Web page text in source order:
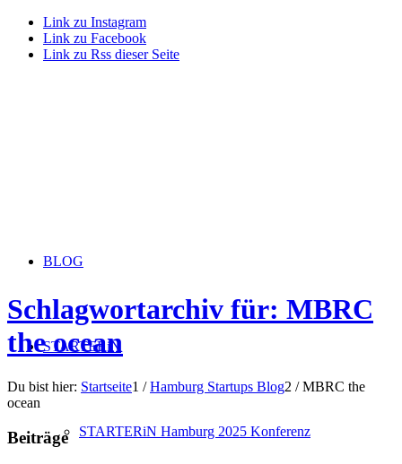
Link zu Instagram
Link zu Facebook
Link zu Rss dieser Seite
BLOG
STARTERiN
STARTERiN Hamburg 2025 Konferenz
Schlagwortarchiv für: MBRC
the ocean
Du bist hier: Startseite1 / Hamburg Startups Blog2 / MBRC the
ocean
Beiträge